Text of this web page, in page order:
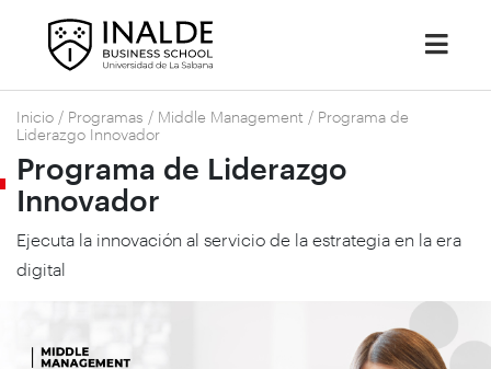
Inicio / Programas / Middle Management / Programa de
Liderazgo Innovador
Programa de Liderazgo
Innovador
Ejecuta la innovación al servicio de la estrategia en la era
digital